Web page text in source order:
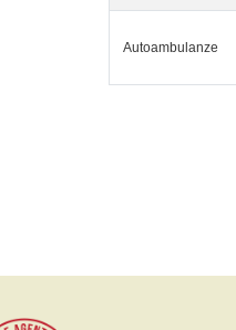
Autoambulanze